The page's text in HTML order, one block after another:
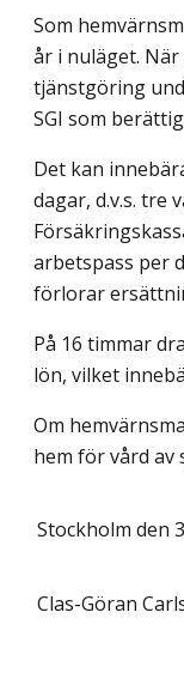
Som
år i nuläget.
tjänstgöring
SGI som
Det kan
dagar, d.v.s. tre
arbetspass per
förlorar
På 16 timmar
lön, vilket
Om
hem för vård av
Stockholm den
Clas-Göran